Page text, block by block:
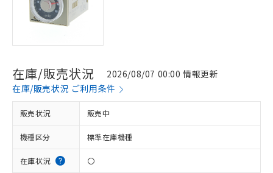
在庫/販売状況
2026/08/07 00:00 情報更新
在庫/販売状況 ご利用条件
販売状況 販売中
機種区分 標準在庫機種
在庫状況 〇